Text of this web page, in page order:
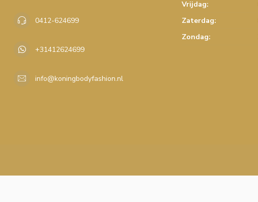
0412-624699
+31412624699
info@koningbodyfashion.nl
Vrijdag:
Zaterdag:
Zondag: